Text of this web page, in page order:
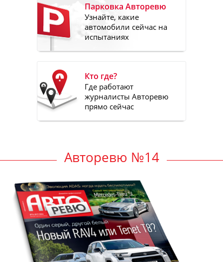
Парковка Авторевю
Узнайте, какие
автомобили сейчас на
испытаниях
Кто где?
Где работают
журналисты Авторевю
прямо сейчас
Авторевю №14